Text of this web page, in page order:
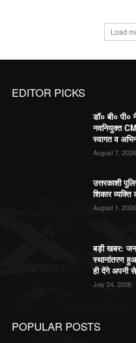
Load
EDITOR PICKS
डॉ० बी० पी०
नवनियुक्त
स्वागत व
August 7, 2026
उत्तरकाशी
शिकार
August 1, 2026
बड़ी खबर: जन
स्थानांतरण
ही देंगे अपनी
July 24, 2026
POPULAR POSTS